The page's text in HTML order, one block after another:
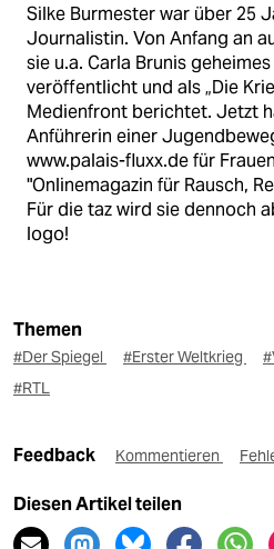
Silke Burmester war über 25
Journalistin. Von Anfang an
sie u.a. Carla Brunis
veröffentlicht und als „Die
Medienfront berichtet. Jetzt
Anführerin einer
www.palais-fluxx.de für
"Onlinemagazin für Rausch,
Für die taz wird sie dennoch
logo!
Themen
#Der Spiegel #Erster Weltkrieg
#RTL
Feedback Kommentieren
Diesen Artikel teilen